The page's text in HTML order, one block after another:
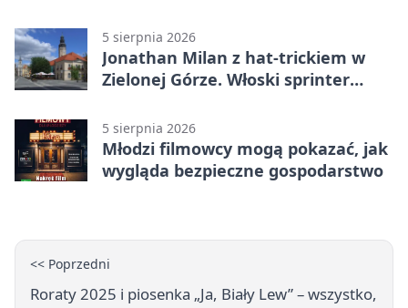
5 sierpnia 2026
Jonathan Milan z hat-trickiem w
Zielonej Górze. Włoski sprinter
5 sierpnia 2026
Młodzi filmowcy mogą pokazać, jak
wygląda bezpieczne gospodarstwo
<< Poprzedni
Roraty 2025 i piosenka „Ja, Biały Lew” – wszystko,